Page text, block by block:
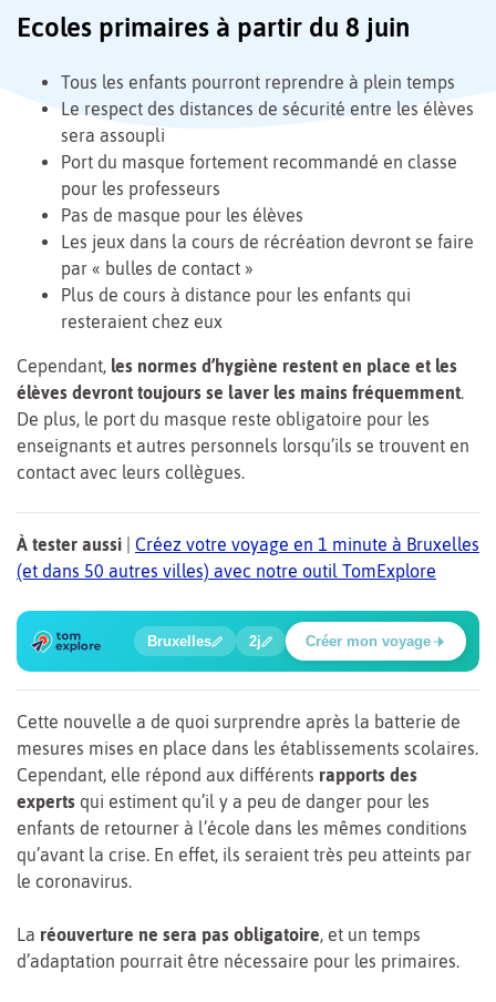
Ecoles primaires à partir du 8 juin
Tous les enfants pourront reprendre à plein temps
Le respect des distances de sécurité entre les élèves
sera assoupli
Port du masque fortement recommandé en classe
pour les professeurs
Pas de masque pour les élèves
Les jeux dans la cours de récréation devront se faire
par « bulles de contact »
Plus de cours à distance pour les enfants qui
resteraient chez eux
Cependant, les normes d’hygiène restent en place et les
élèves devront toujours se laver les mains fréquemment.
De plus, le port du masque reste obligatoire pour les
enseignants et autres personnels lorsqu’ils se trouvent en
contact avec leurs collègues.
À tester aussi
Créez votre voyage en 1 minute à Bruxelles
(et dans 50 autres villes) avec notre outil TomExplore
🔍
🔍
🔍
🔍
Parc de Bruxelles
Bruxelles 2j Créer mon voyage
Cette nouvelle a de quoi surprendre après la batterie de
mesures mises en place dans les établissements scolaires.
Cependant, elle répond aux différents rapports des
experts qui estiment qu’il y a peu de danger pour les
enfants de retourner à l’école dans les mêmes conditions
qu’avant la crise. En effet, ils seraient très peu atteints par
le coronavirus.
La réouverture ne sera pas obligatoire, et un temps
d’adaptation pourrait être nécessaire pour les primaires.